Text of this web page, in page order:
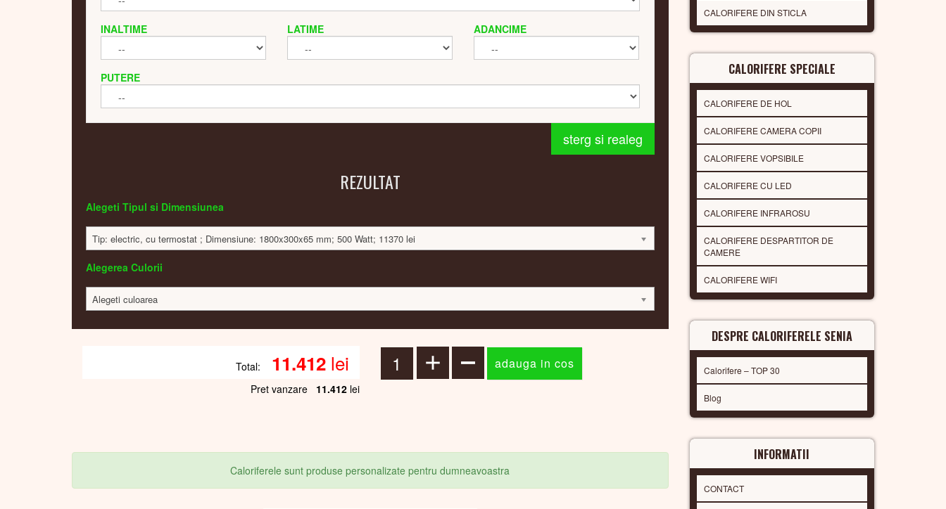
INALTIME LATIME ADANCIME
PUTERE
sterg si realeg
REZULTAT
Alegeti Tipul si Dimensiunea
Tip: electric, cu termostat ; Dimensiune: 1800x300x65 mm; 500 Watt; 11370 lei
Alegerea Culorii
Alegeti culoarea
Total: 11.412lei
Pret vanzare 11.412lei
Caloriferele sunt produse personalizate pentru dumneavoastra
CALORIFERE DIN STICLA
CALORIFERE SPECIALE
CALORIFERE DE HOL
CALORIFERE CAMERA COPII
CALORIFERE VOPSIBILE
CALORIFERE CU LED
CALORIFERE INFRAROSU
CALORIFERE DESPARTITOR DE
CAMERE
CALORIFERE WIFI
DESPRE CALORIFERELE SENIA
Calorifere – TOP 30
Blog
INFORMATII
CONTACT